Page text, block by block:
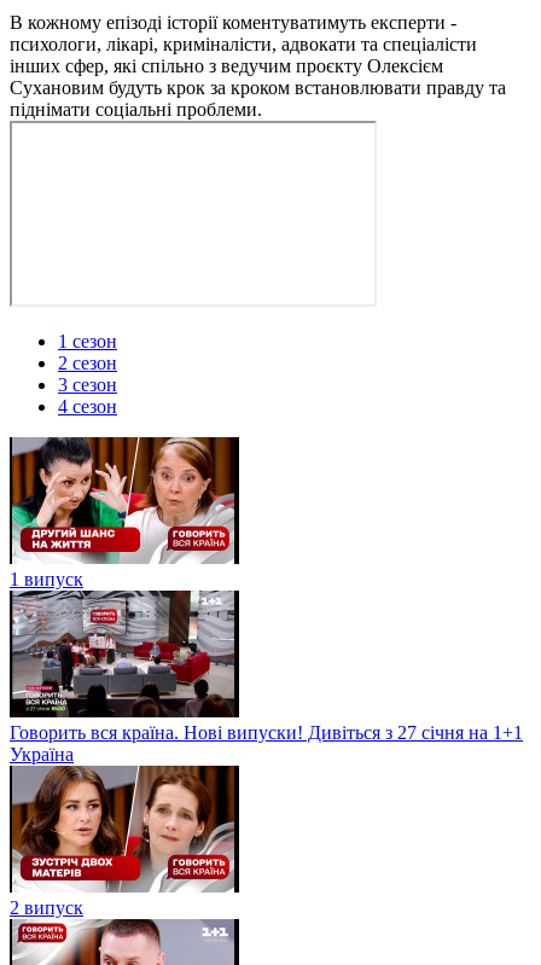
В кожному епізоді історії коментуватимуть експерти -
психологи, лікарі, криміналісти, адвокати та спеціалісти
інших сфер, які спільно з ведучим проєкту Олексієм
Сухановим будуть крок за кроком встановлювати правду та
піднімати соціальні проблеми.
1 сезон
2 сезон
3 сезон
4 сезон
1 випуск
Говорить вся країна. Нові випуски! Дивіться з 27 січня на 1+1
Україна
2 випуск